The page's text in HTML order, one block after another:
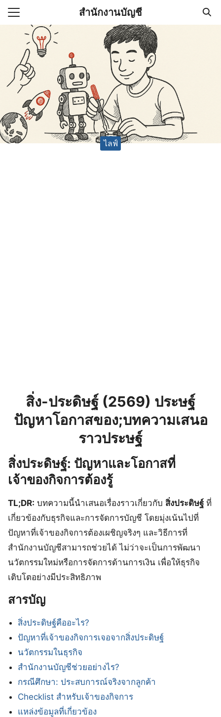
Skip
สำนักงานบัญชี
(ไม่มีชื่อ)
านบัญชี (Accounting
ช่วยสำคัญในการบริหาร
Search
ไลฟ์
สิ่ง-ประดิษฐ์ (2569) ประษฐ์
ปัญหาโอกาสของ;บทความเสนอ
ราวประษฐ์
สิ่งประดิษฐ์: ปัญหาและโอกาสที่
เจ้าของกิจการต้องรู้
TL;DR: บทความนี้นำเสนอเรื่องราวเกี่ยวกับ สิ่งประดิษฐ์ที่
เกี่ยวข้องกับธุรกิจและการจัดการบัญชี โดยมุ่งเน้นไปที่
ปัญหาที่เจ้าของกิจการต้องเผชิญจริงๆ และวิธีการที่
สำนักงานบัญชีสามารถช่วยได้ ไม่ว่าจะเป็นการพัฒนา
นวัตกรรมใหม่หรือการจัดการด้านการเงิน เพื่อให้ธุรกิจ
เติบโตอย่างมีประสิทธิภาพ
สารบัญ
สิ่งประดิษฐ์คืออะไร?
ปัญหาที่เจ้าของกิจการเจอจากสิ่งประดิษฐ์
นวัตกรรมในธุรกิจ
สำนักงานบัญชีช่วยอย่างไร?
กรณีศึกษา: ประสบการณ์จริงจากลูกค้า
Checklist สำหรับเจ้าของกิจการ
แหล่งข้อมูลที่เกี่ยวข้อง